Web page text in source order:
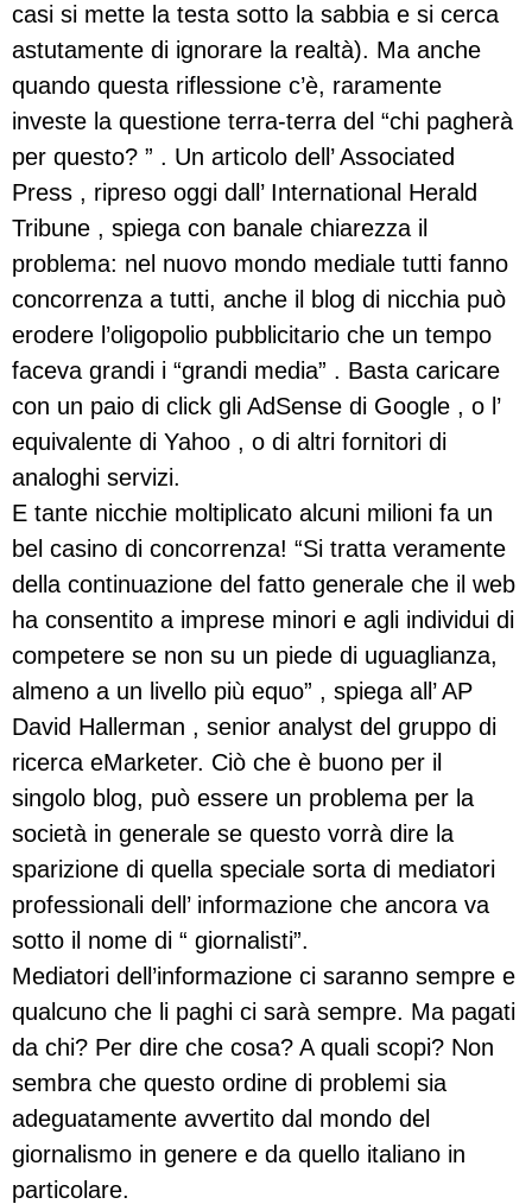
casi si mette la testa sotto la sabbia e si cerca
astutamente di ignorare la realtà). Ma anche
quando questa riflessione c’è, raramente
investe la questione terra-terra del “chi pagherà
per questo? ” . Un articolo dell’ Associated
Press , ripreso oggi dall’ International Herald
Tribune , spiega con banale chiarezza il
problema: nel nuovo mondo mediale tutti fanno
concorrenza a tutti, anche il blog di nicchia può
erodere l’oligopolio pubblicitario che un tempo
faceva grandi i “grandi media” . Basta caricare
con un paio di click gli AdSense di Google , o l’
equivalente di Yahoo , o di altri fornitori di
analoghi servizi.
E tante nicchie moltiplicato alcuni milioni fa un
bel casino di concorrenza! “Si tratta veramente
della continuazione del fatto generale che il web
ha consentito a imprese minori e agli individui di
competere se non su un piede di uguaglianza,
almeno a un livello più equo” , spiega all’ AP
David Hallerman , senior analyst del gruppo di
ricerca eMarketer. Ciò che è buono per il
singolo blog, può essere un problema per la
società in generale se questo vorrà dire la
sparizione di quella speciale sorta di mediatori
professionali dell’ informazione che ancora va
sotto il nome di “ giornalisti”.
Mediatori dell’informazione ci saranno sempre e
qualcuno che li paghi ci sarà sempre. Ma pagati
da chi? Per dire che cosa? A quali scopi? Non
sembra che questo ordine di problemi sia
adeguatamente avvertito dal mondo del
giornalismo in genere e da quello italiano in
particolare.